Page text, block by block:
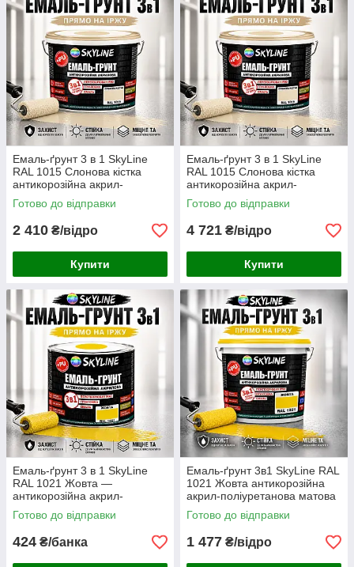
Емаль-ґрунт 3 в 1 SkyLine
RAL 1015 Слонова кістка
антикорозійна акрил-
поліуретанова матова фарба
по металу та іржі без запаху
Готово до відправки
2 410 ₴/відро
Купити
Емаль-ґрунт 3 в 1 SkyLine
RAL 1015 Слонова кістка
антикорозійна акрил-
поліуретанова матова фарба
по металу та іржі без запаху
Готово до відправки
4 721 ₴/відро
Купити
Емаль-ґрунт 3 в 1 SkyLine
RAL 1021 Жовта —
антикорозійна акрил-
поліуретанова фарба по
металу та іржі без запаху, 0.9
Готово до відправки
424 ₴/банка
Емаль-ґрунт 3в1 SkyLine RAL
1021 Жовта антикорозійна
акрил-поліуретанова матова
фарба по металу та іржі без
запаху 3.6 кг
Готово до відправки
1 477 ₴/відро